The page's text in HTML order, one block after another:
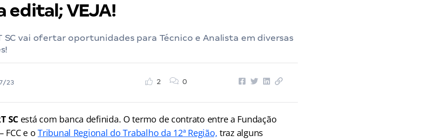
edital; VEJA!
SC vai ofertar oportunidades para Técnico e Analista em diversas
23
2 0
SC está com banca definida. O termo de contrato entre a Fundação
FCC e oTribunal Regional do Trabalho da 12ª Região, traz alguns